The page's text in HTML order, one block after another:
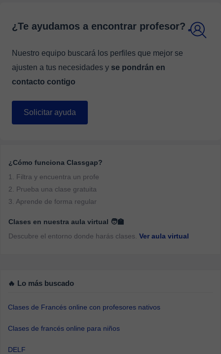
¿Te ayudamos a encontrar profesor?
Nuestro equipo buscará los perfiles que mejor se
ajusten a tus necesidades y se pondrán en
contacto contigo
Solicitar ayuda
¿Cómo funciona Classgap?
1. Filtra y encuentra un profe
2. Prueba una clase gratuita
3. Aprende de forma regular
Clases en nuestra aula virtual 🧑‍🏫
Descubre el entorno donde harás clases. Ver aula virtual
🔥 Lo más buscado
Clases de Francés online con profesores nativos
Clases de francés online para niños
DELF